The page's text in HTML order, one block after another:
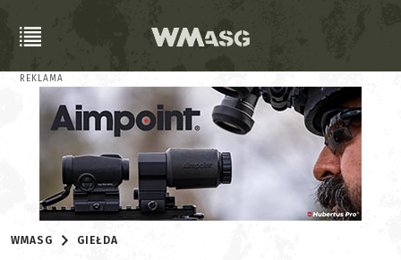
REKLAMA
WMASG GIEŁDA